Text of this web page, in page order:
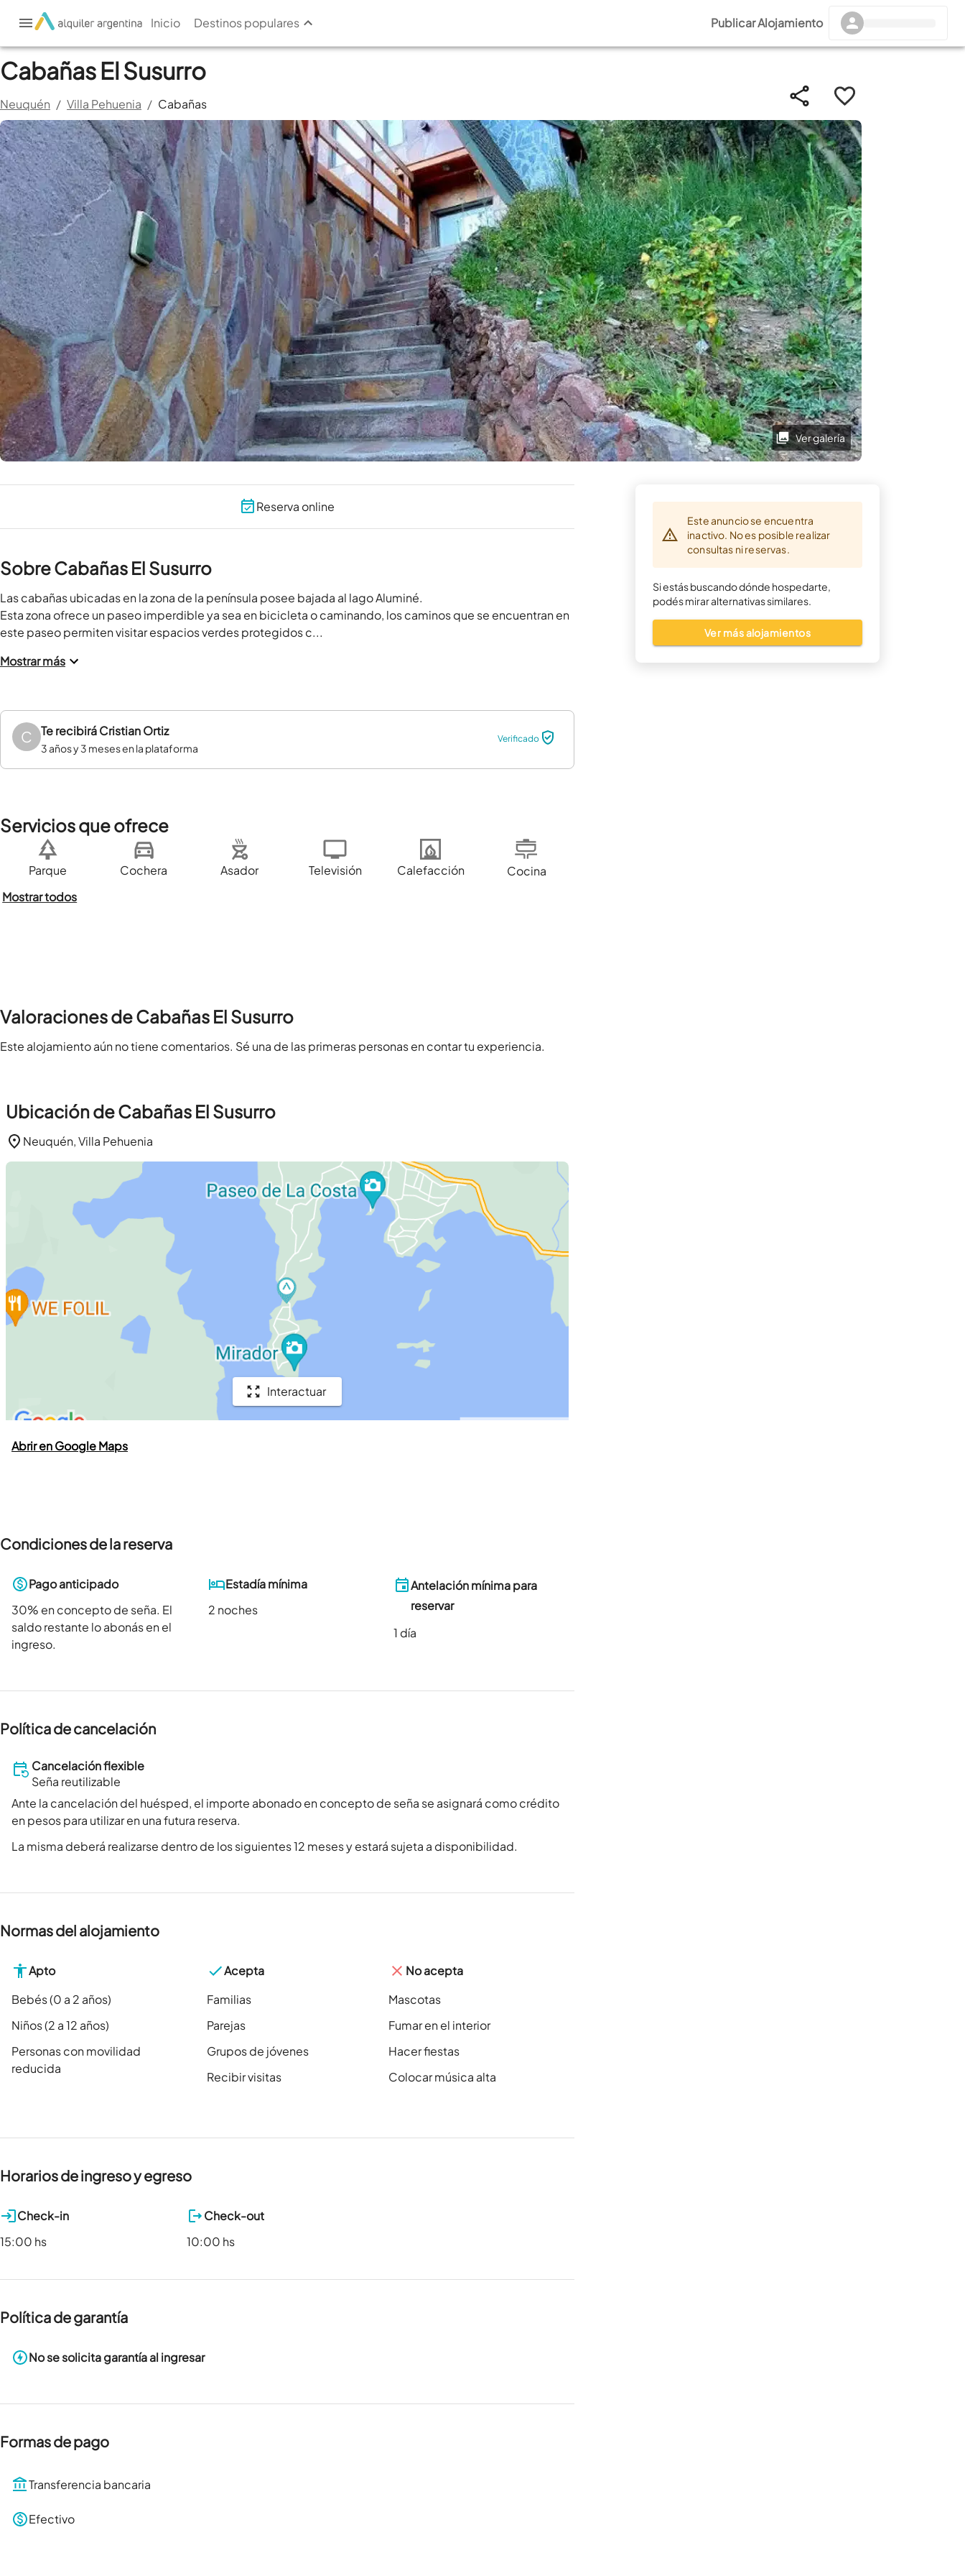
Inicio Destinos populares Publicar Alojamiento
Cabañas El Susurro
Neuquén / Villa Pehuenia / Cabañas
Ver galería
Reserva online
Sobre Cabañas El Susurro
Las cabañas ubicadas en la zona de la península posee bajada al lago Aluminé.
Esta zona ofrece un paseo imperdible ya sea en bicicleta o caminando, los caminos que se encuentran en
este paseo permiten visitar espacios verdes protegidos c...
Mostrar más
C Te recibiráCristian Ortiz
3 años y 3 meses en la plataforma
Verificado
Servicios que ofrece
Parque Cochera Asador Televisión Calefacción
Cocina
Mostrar todos
Valoraciones de Cabañas El Susurro
Este alojamiento aún no tiene comentarios. Sé una de las primeras personas en contar tu experiencia.
Ubicación de Cabañas El Susurro
Neuquén, Villa Pehuenia
Interactuar
Abrir en Google Maps
Condiciones de la reserva
Pago anticipado
30% en concepto de seña. El
saldo restante lo abonás en el
ingreso.
Estadía mínima
2 noches
Antelación mínima para
reservar
1 día
Política de cancelación
Cancelación flexible
Seña reutilizable
Ante la cancelación del huésped, el importe abonado en concepto de seña se asignará como crédito
en pesos para utilizar en una futura reserva.
La misma deberá realizarse dentro de los siguientes 12 meses y estará sujeta a disponibilidad.
Normas del alojamiento
Apto
Bebés (0 a 2 años)
Niños (2 a 12 años)
Personas con movilidad
reducida
Acepta
Familias
Parejas
Grupos de jóvenes
Recibir visitas
No acepta
Mascotas
Fumar en el interior
Hacer fiestas
Colocar música alta
Horarios de ingreso y egreso
Check-in
15:00 hs
Check-out
10:00 hs
Política de garantía
No se solicita garantía al ingresar
Formas de pago
Transferencia bancaria
Efectivo
Este anuncio se encuentra
inactivo. No es posible realizar
consultas ni reservas.
Si estás buscando dónde hospedarte,
podés mirar alternativas similares.
Ver más alojamientos